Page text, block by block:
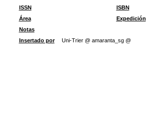
ISSN
ISBN
Área
Expedición
Notas
Insertado por
Uni-Trier @ amaranta_sg @